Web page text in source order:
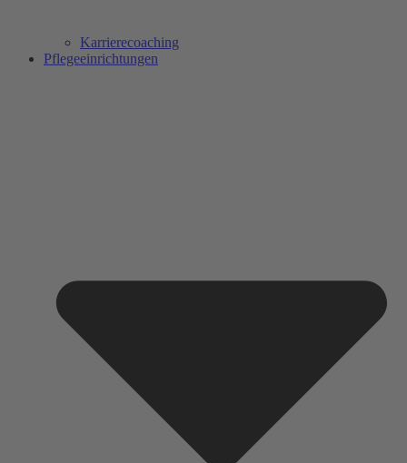
Karrierecoaching
Pflegeeinrichtungen